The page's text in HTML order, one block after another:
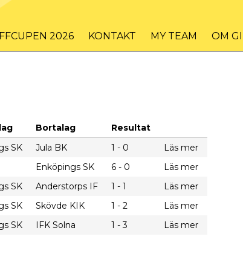
2026 KONTAKT MY TEAM OM
Bortalag
Resultat
SK Jula BK 1 - 0
Läs mer
Enköpings SK 6 - 0
Läs mer
SK Anderstorps IF 1 - 1
Läs mer
SK Skövde KIK 1 - 2
Läs mer
SK IFK Solna 1 - 3 Läs mer